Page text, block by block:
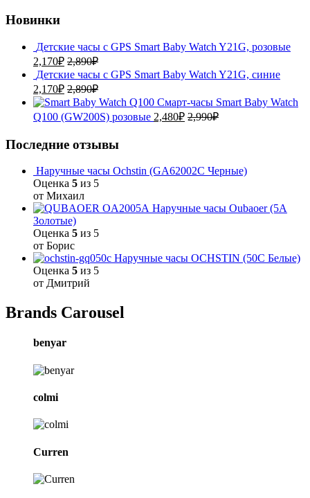
Новинки
Детские часы с GPS Smart Baby Watch Y21G, розовые
2,170₽ 2,890₽
Детские часы с GPS Smart Baby Watch Y21G, синие
2,170₽ 2,890₽
Смарт-часы Smart Baby Watch
Q100 (GW200S) розовые 2,480₽ 2,990₽
Последние отзывы
Наручные часы Ochstin (GA62002C Черные)
Оценка 5 из 5
от Михаил
Наручные часы Oubaoer (5A
Золотые)
Оценка 5 из 5
от Борис
Наручные часы OCHSTIN (50C Белые)
Оценка 5 из 5
от Дмитрий
Brands Carousel
benyar
colmi
Curren